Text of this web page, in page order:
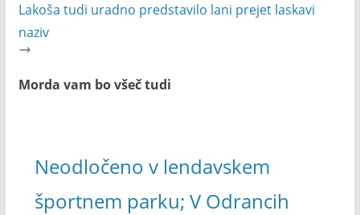
Lakoša tudi uradno predstavilo lani prejet laskavi
naziv
Morda vam bo všeč tudi
Neodločeno v lendavskem
športnem parku; V Odrancih